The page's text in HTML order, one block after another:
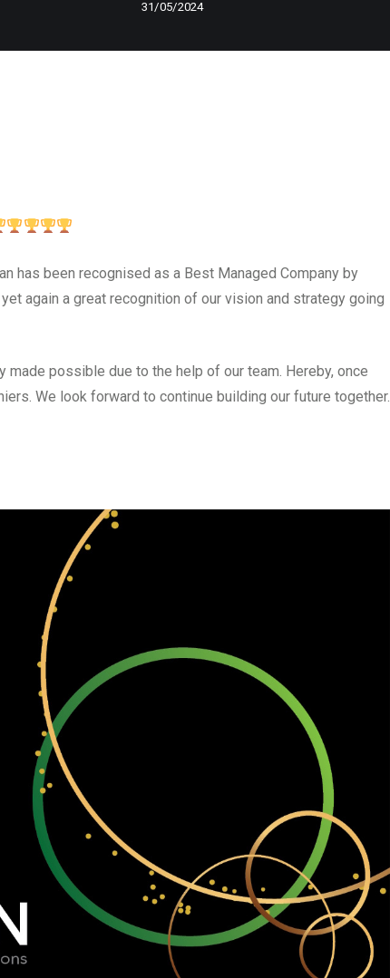
31/05/2024
has been recognised as a Best Managed Company by
again a great recognition of our vision and strategy going
possible due to the help of our team. Hereby, once
We look forward to continue building our future together.